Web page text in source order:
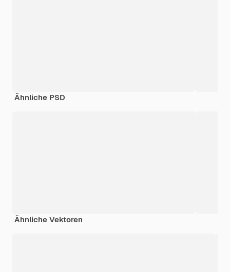
Ähnliche PSD
Ähnliche Vektoren